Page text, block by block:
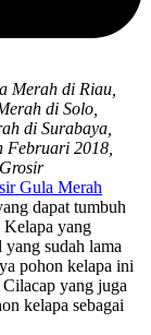
Merah di Riau,
di Solo,
di Surabaya,
2018,
Gula Merah
dapat tumbuh
Kelapa yang
sudah lama
pohon kelapa ini
yang juga
kelapa sebagai